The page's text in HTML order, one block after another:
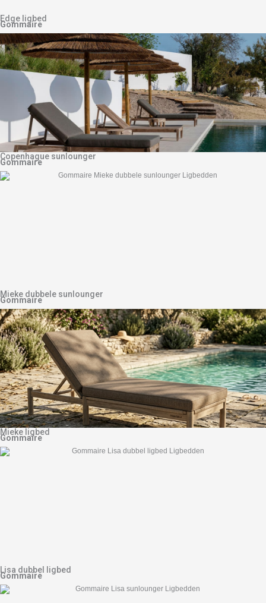
Edge ligbed
Gommaire
Copenhague sunlounger
Gommaire
Mieke dubbele sunlounger
Gommaire
Mieke ligbed
Gommaire
Lisa dubbel ligbed
Gommaire